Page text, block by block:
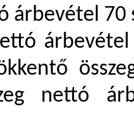
árbevétel 70
árbevétel
nettó